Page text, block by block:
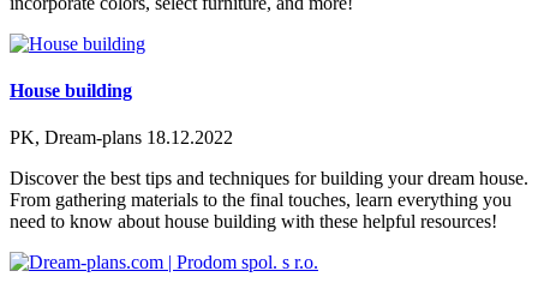
House building
PK, Dream-plans 18.12.2022
Discover the best tips and techniques for building your dream house.
From gathering materials to the final touches, learn everything you
need to know about house building with these helpful resources!